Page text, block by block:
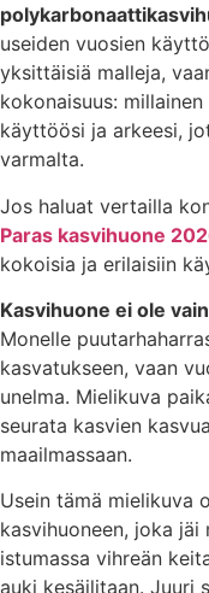
useiden vuosien
yksittäisiä malleja,
kokonaisuus:
käyttöösi ja arkeesi,
varmalta.
Jos haluat vertailla
Paras kasvihuone
kokoisia ja erilaisiin
Kasvihuone ei ole
Monelle
kasvatukseen, vaan
unelma. Mielikuva
seurata kasvien
maailmassaan.
Usein tämä mielikuva
kasvihuoneen, joka
istumassa vihreän
auki kesäilitaan. Juuri